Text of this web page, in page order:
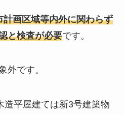
計画区域等内外に関わらず
と検査が必要です。
外です。
造平屋建ては新3号建築物